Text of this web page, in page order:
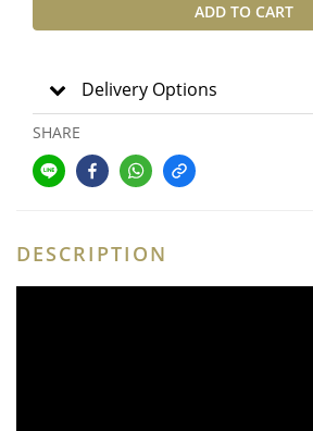
ADD TO CART
Delivery Options
SHARE
DESCRIPTION